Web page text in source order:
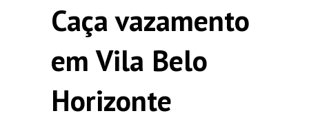
Caça vazamento
em Vila Belo
Horizonte